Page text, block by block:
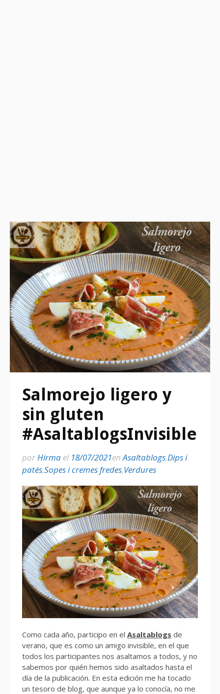
Salmorejo ligero y
sin gluten
#AsaltablogsInvisible
porHirma el 18/07/2021enAsaltablogs,Dips i
patés,Sopes i cremes fredes,Verdures
Como cada año, participo en el Asaltablogs de
verano, que es como un amigo invisible, en el que
todos los participantes nos asaltamos a todos, y no
sabemos por quién hemos sido asaltados hasta el
día de la publicación. En esta edición me ha tocado
un tesoro de blog, que aunque ya lo conocía, no me